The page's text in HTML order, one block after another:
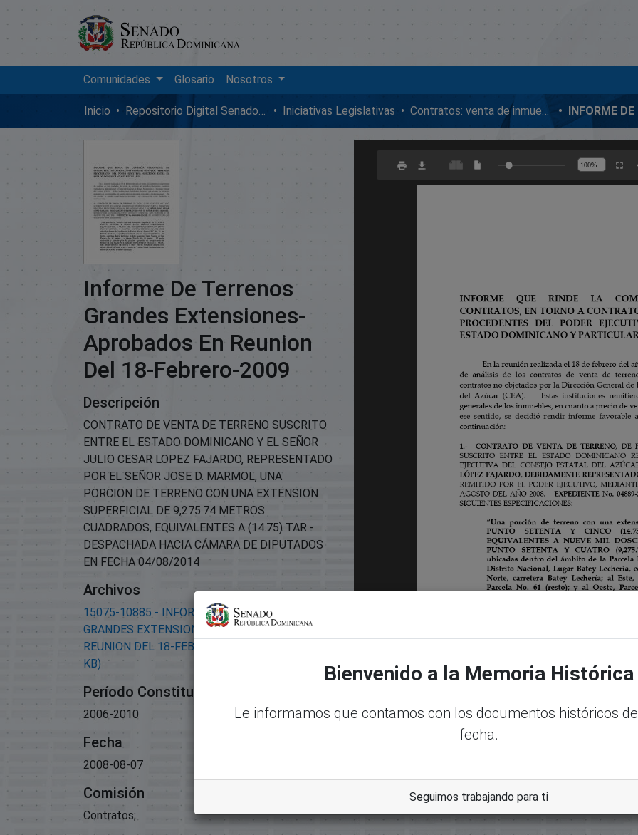
Comunidades Glosario Nosotros
Inicio Repositorio Digital SenadoRD Iniciativas Legislativas Contratos: venta de inmuebles, enmiendas y donaciones
Informe De Terrenos
Grandes Extensiones-
Aprobados En Reunion
Del 18-Febrero-2009
Descripción
CONTRATO DE VENTA DE TERRENO SUSCRITO
ENTRE EL ESTADO DOMINICANO Y EL SEÑOR
JULIO CESAR LOPEZ FAJARDO, REPRESENTADO
POR EL SEÑOR JOSE D. MARMOL, UNA
PORCION DE TERRENO CON UNA EXTENSION
SUPERFICIAL DE 9,275.74 METROS
CUADRADOS, EQUIVALENTES A (14.75) TAR -
DESPACHADA HACIA CÁMARA DE DIPUTADOS
EN FECHA 04/08/2014
Archivos
15075-10885 - INFORME DE TERRENOS
GRANDES EXTENSIONES-APROBADOS EN
REUNION DEL 18-FEBRERO-2009.pdf
KB)
Período Constitucional
2006-2010
Fecha
2008-08-07
Comisión
Contratos;
Bienvenido a la Memoria Histórica
Le informamos que contamos con los documentos históricos
fecha.
Seguimos trabajando para ti